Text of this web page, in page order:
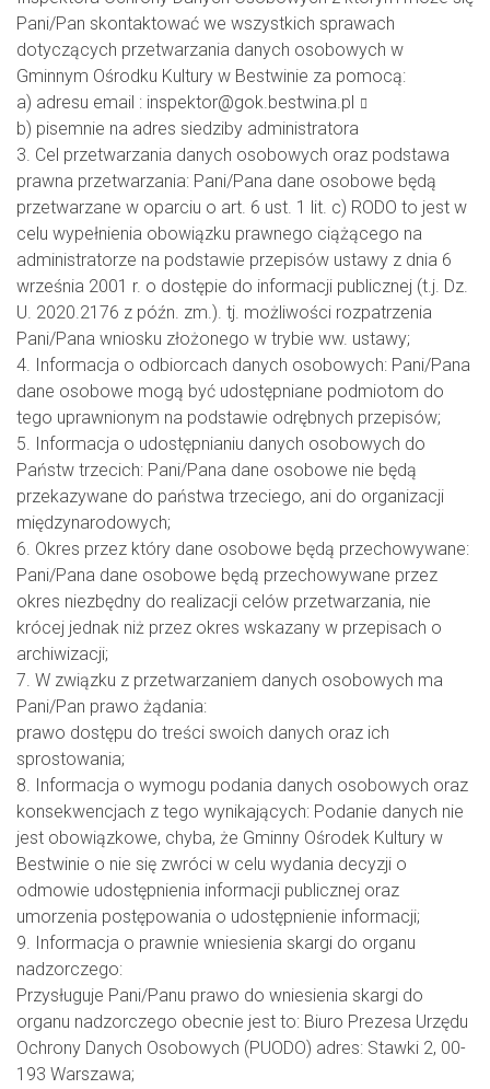
Pani/Pan skontaktować we wszystkich sprawach
dotyczących przetwarzania danych osobowych w
Gminnym Ośrodku Kultury w Bestwinie za pomocą:
a) adresu email : inspektor@gok.bestwina.pl
b) pisemnie na adres siedziby administratora
3. Cel przetwarzania danych osobowych oraz podstawa
prawna przetwarzania: Pani/Pana dane osobowe będą
przetwarzane w oparciu o art. 6 ust. 1 lit. c) RODO to jest w
celu wypełnienia obowiązku prawnego ciążącego na
administratorze na podstawie przepisów ustawy z dnia 6
września 2001 r. o dostępie do informacji publicznej (t.j. Dz.
U. 2020.2176 z późn. zm.). tj. możliwości rozpatrzenia
Pani/Pana wniosku złożonego w trybie ww. ustawy;
4. Informacja o odbiorcach danych osobowych: Pani/Pana
dane osobowe mogą być udostępniane podmiotom do
tego uprawnionym na podstawie odrębnych przepisów;
5. Informacja o udostępnianiu danych osobowych do
Państw trzecich: Pani/Pana dane osobowe nie będą
przekazywane do państwa trzeciego, ani do organizacji
międzynarodowych;
6. Okres przez który dane osobowe będą przechowywane:
Pani/Pana dane osobowe będą przechowywane przez
okres niezbędny do realizacji celów przetwarzania, nie
krócej jednak niż przez okres wskazany w przepisach o
archiwizacji;
7. W związku z przetwarzaniem danych osobowych ma
Pani/Pan prawo żądania:
prawo dostępu do treści swoich danych oraz ich
sprostowania;
8. Informacja o wymogu podania danych osobowych oraz
konsekwencjach z tego wynikających: Podanie danych nie
jest obowiązkowe, chyba, że Gminny Ośrodek Kultury w
Bestwinie o nie się zwróci w celu wydania decyzji o
odmowie udostępnienia informacji publicznej oraz
umorzenia postępowania o udostępnienie informacji;
9. Informacja o prawnie wniesienia skargi do organu
nadzorczego:
Przysługuje Pani/Panu prawo do wniesienia skargi do
organu nadzorczego obecnie jest to: Biuro Prezesa Urzędu
Ochrony Danych Osobowych (PUODO) adres: Stawki 2, 00-
193 Warszawa;